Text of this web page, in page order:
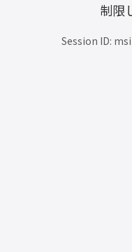
制限
Session ID: